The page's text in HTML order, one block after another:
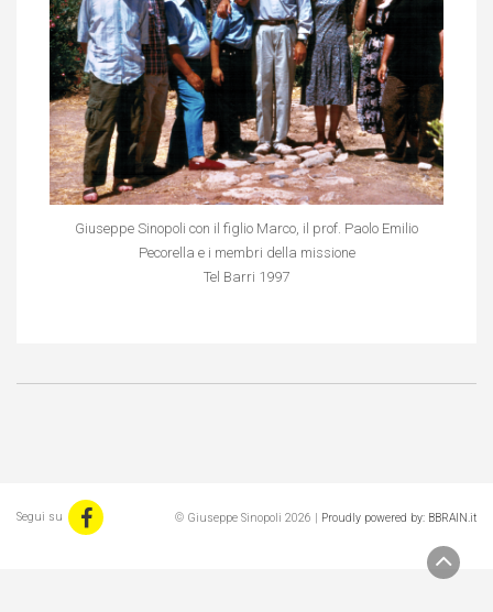
Giuseppe Sinopoli con il figlio Marco, il prof. Paolo Emilio
Pecorella e i membri della missione
Tel Barri 1997
Segui su © Giuseppe Sinopoli 2026 | Proudly powered by: BBRAIN.it